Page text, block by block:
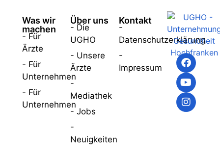
Was wir
machen
- Für
Ärzte
- Für
Unternehmen
- Für
Unternehmen
Über uns
- Die
UGHO
- Unsere
Ärzte
-
Mediathek
- Jobs
-
Neuigkeiten
Kontakt
-
Datenschutzerklärung
-
Impressum